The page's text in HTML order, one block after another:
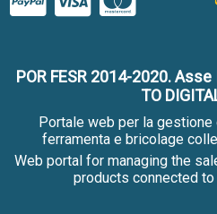
POR FESR 2014-2020.
TO
Portale web per la
ferramenta e bricolage
Web portal for managing the
products connected to